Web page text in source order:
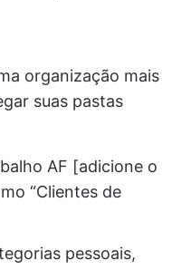
organização mais
suas pastas
AF [adicione o
“Clientes de
pessoais,